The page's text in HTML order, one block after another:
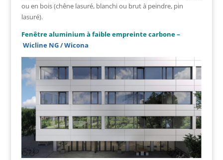
ou en bois (chêne lasuré, blanchi ou brut à peindre, pin
lasuré).
Fenêtre aluminium à faible empreinte carbone –
Wicline NG / Wicona